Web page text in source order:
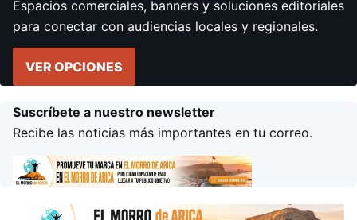
Espacios comerciales, banners y soluciones editoriales
para conectar con audiencias locales y regionales.
VER OPCIONES
Suscríbete a nuestro newsletter
Recibe las noticias más importantes en tu correo.